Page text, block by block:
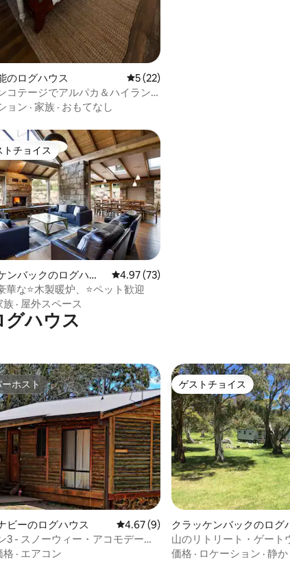
のログハウス レビュー22件、5つ星中5つ星の平均
5 (22)
コテージでアルパカ＆ハイラン
触れ合い＆桜の木
ョン · 家族 · おもてなし
中4.71つ星の平均評価
のゲストチョイスです。
トチョイス
ンバックのログハウ
レビュー73件、5つ星中4.97つ星の平均
4.97 (73)
華な⭐️木製暖炉、⭐️ペット歓迎
族 · 屋外スペース
ハウス
星中5つ星の平均評価
ホスト
ホスト
ビーのログハウス レビュー9件、5つ星中4.67つ星の平
4.67 (9)
3 - スノーウィー・アコモデーシ
格 · エアコン
ゲストチョイス
ゲストチョイス
クラッケンバックのログ
山のリトリート・ゲート
心地の良いログハウスNo.6
価格 · ロケーション · 静か